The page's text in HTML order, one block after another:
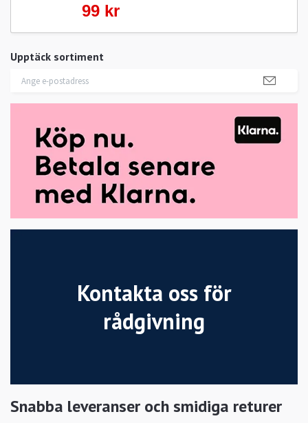
Upptäck sortiment
Kontakta oss för
rådgivning
Snabba leveranser och smidiga returer
99 kr